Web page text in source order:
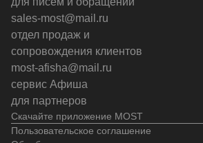
Скачайте приложение MOST
sales-most@mail.ru
отдел продаж и
сопровождения клиентов
most-afisha@mail.ru
сервис Афиша
для партнеров
Пользовательское соглашение